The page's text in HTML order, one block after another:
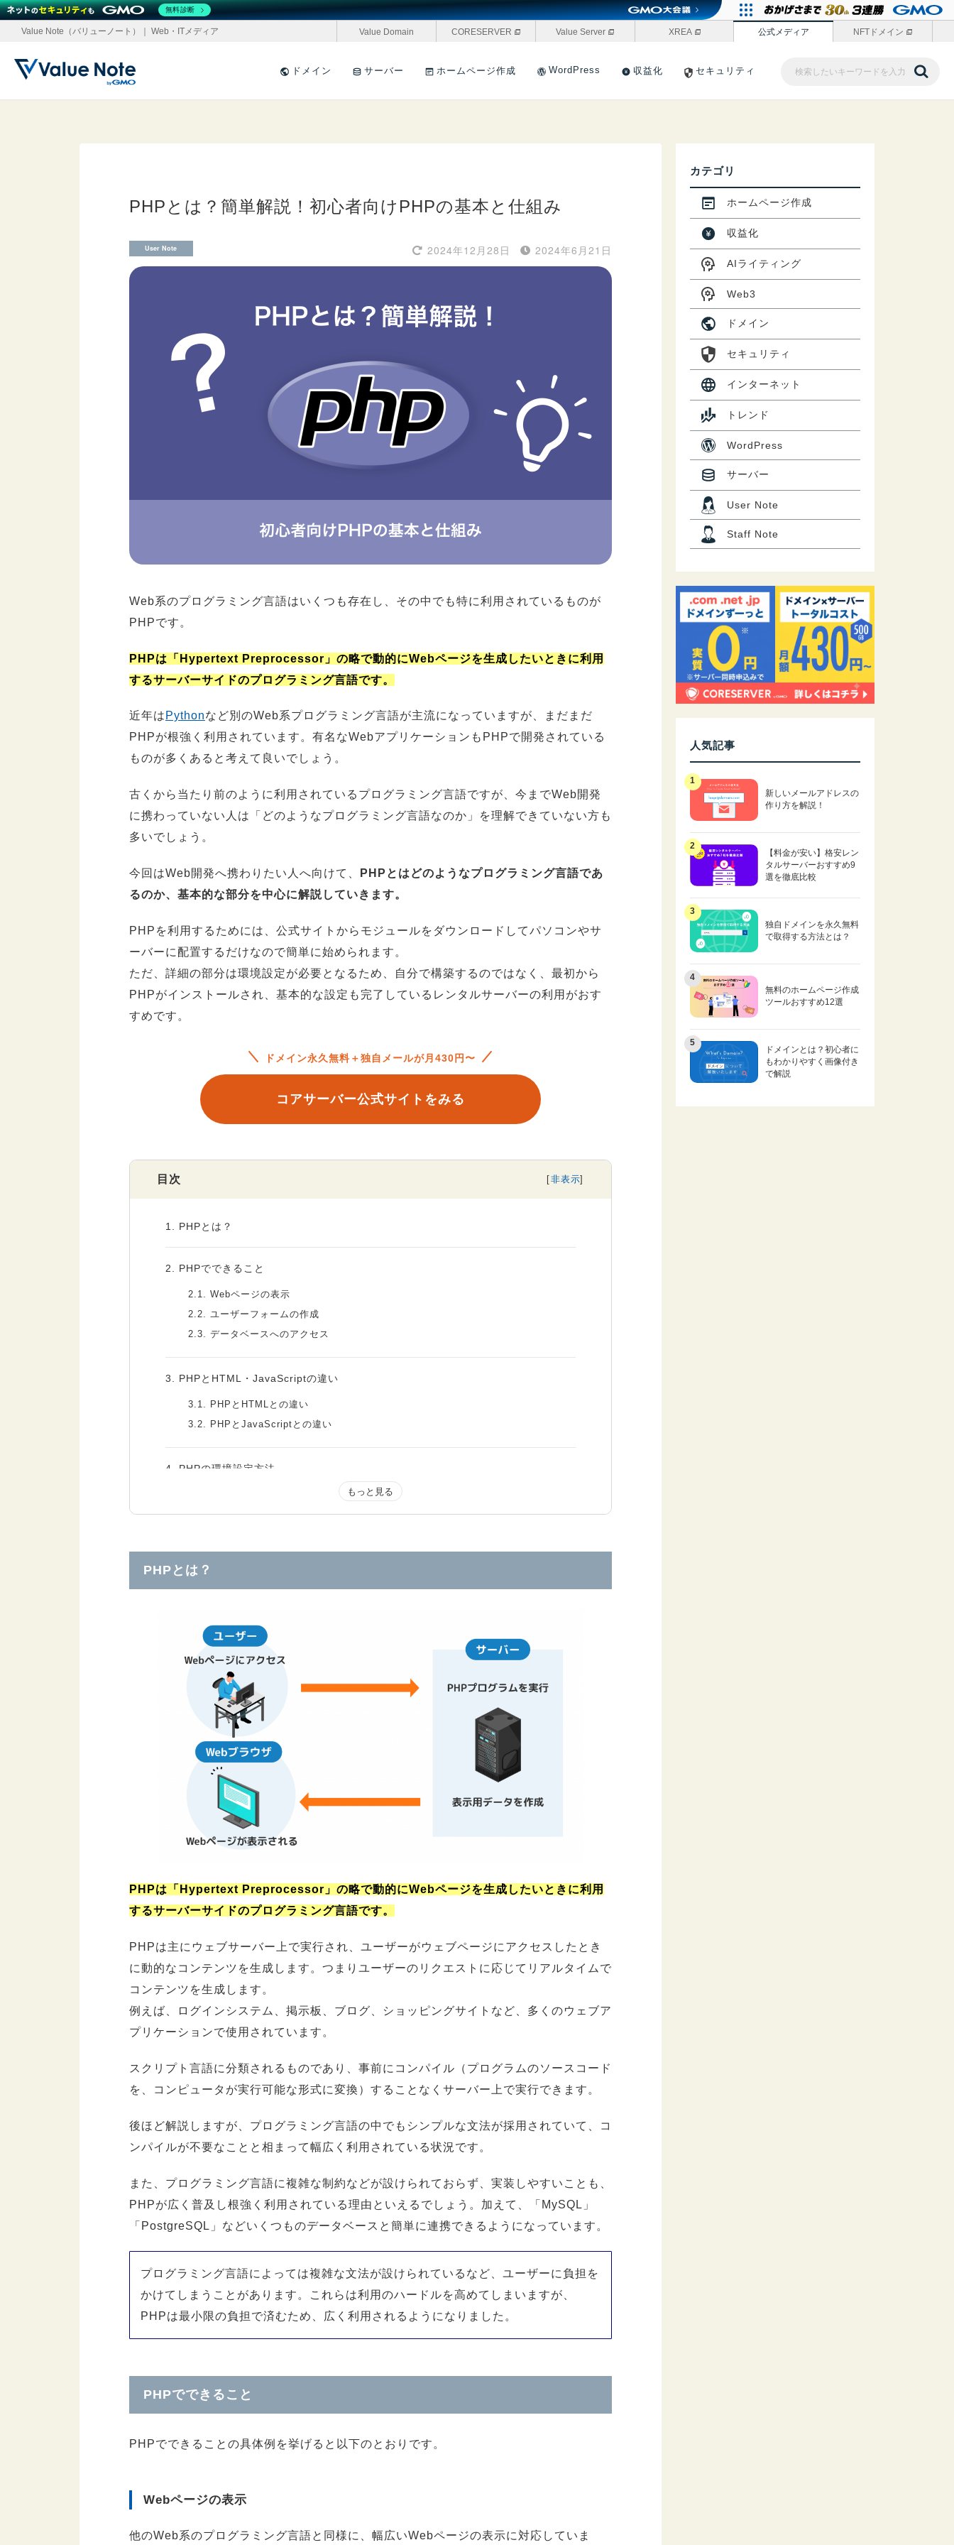
Value Note（バリューノート）｜ Web・ITメディア Value Domain CORESERVER Value Server XREA 公式メディア NFTドメイン
ドメイン サーバー ホームページ作成 WordPress 収益化 セキュリティ
PHPとは？簡単解説！初心者向けPHPの基本と仕組み
2024年6月21日
2024年12月28日
User Note
Web系のプログラミング言語はいくつも存在し、その中でも特に利用されているものが
PHPです。
PHPは「Hypertext Preprocessor」の略で動的にWebページを生成したいときに利用
するサーバーサイドのプログラミング言語です。
近年は Pythonなど別のWeb系プログラミング言語が主流になっていますが、まだまだ
PHPが根強く利用されています。有名なWebアプリケーションもPHPで開発されている
ものが多くあると考えて良いでしょう。
古くから当たり前のように利用されているプログラミング言語ですが、今までWeb開発
に携わっていない人は「どのようなプログラミング言語なのか」を理解できていない方も
多いでしょう。
今回はWeb開発へ携わりたい人へ向けて、
PHPとはどのようなプログラミング言語であ
るのか、基本的な部分を中心に解説していきます。
PHPを利用するためには、公式サイトからモジュールをダウンロードしてパソコンやサ
ーバーに配置するだけなので簡単に始められます。
ただ、詳細の部分は環境設定が必要となるため、自分で構築するのではなく、最初から
PHPがインストールされ、基本的な設定も完了しているレンタルサーバーの利用がおす
すめです。
ドメイン永久無料＋独自メールが月430円〜
コアサーバー公式サイトをみる
目次
1. PHPとは？
2. PHPでできること
2.1.
Webページの表示
2.2.
ユーザーフォームの作成
2.3.
データベースへのアクセス
3. PHPとHTML・JavaScriptの違い
3.1.
PHPとHTMLとの違い
3.2.
PHPとJavaScriptとの違い
4. PHPの環境設定方法
4.2.PHPのインストール
4.4.php.iniファイルの作成
ファイル拡張子
5.2.ソースコードの記述場所
5.3.文末はセミコロン
コメントの付与
文字列の結合
PHPの基本的な文法
変数の定義
演算子
IF文
PHPとは？
PHPは「Hypertext Preprocessor」の略で動的にWebページを生成したいときに利用
するサーバーサイドのプログラミング言語です。
PHPは主にウェブサーバー上で実行され、ユーザーがウェブページにアクセスしたとき
に動的なコンテンツを生成します。つまりユーザーのリクエストに応じてリアルタイムで
コンテンツを生成します。
例えば、ログインシステム、掲示板、ブログ、ショッピングサイトなど、多くのウェブア
プリケーションで使用されています。
スクリプト言語に分類されるものであり、事前にコンパイル（プログラムのソースコード
を、コンピュータが実行可能な形式に変換）することなくサーバー上で実行できます。
後ほど解説しますが、プログラミング言語の中でもシンプルな文法が採用されていて、コ
ンパイルが不要なことと相まって幅広く利用されている状況です。
また、プログラミング言語に複雑な制約などが設けられておらず、実装しやすいことも、
PHPが広く普及し根強く利用されている理由といえるでしょう。加えて、「MySQL」
「PostgreSQL」などいくつものデータベースと簡単に連携できるようになっています。
プログラミング言語によっては複雑な文法が設けられているなど、ユーザーに負担を
かけてしまうことがあります。これらは利用のハードルを高めてしまいますが、
PHPは最小限の負担で済むため、広く利用されるようになりました。
PHPでできること
PHPでできることの具体例を挙げると以下のとおりです。
Webページの表示
他のWeb系のプログラミング言語と同様に、幅広いWebページの表示に対応していま
カテゴリ
ホームページ作成
収益化
AIライティング
Web3
ドメイン
セキュリティ
インターネット
トレンド
WordPress
サーバー
User Note
Staff Note
人気記事
新しいメールアドレスの
作り方を解説！
【料金が安い】格安レン
タルサーバーおすすめ9
選を徹底比較
独自ドメインを永久無料
で取得する方法とは？
無料のホームページ作成
ツールおすすめ12選
ドメインとは？初心者に
もわかりやすく画像付き
で解説
無料診断